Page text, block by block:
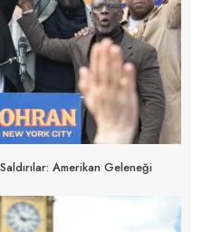
Amerikan Geleneği